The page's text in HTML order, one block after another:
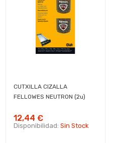
CUTXILLA CIZALLA
FELLOWES NEUTRON (2u)
12,44 €
Disponibilidad: Sin Stock